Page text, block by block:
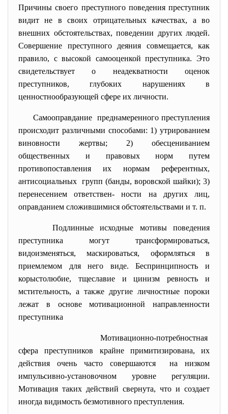
Причины своего преступного поведения преступник
видит не в своих отрицательных качествах, а во
внешних обстоятельствах, поведении других людей.
Совершение преступного деяния совмещается, как
правило, с высокой самооценкой преступника. Это
свидетельствует о неадекватности оценок
преступников, глубоких нарушениях в
ценностнообразующей сфере их личности.
Самооправдание преднамеренного преступления
происходит различными способами: 1) утрированием
виновности жертвы; 2) обесцениванием
общественных и правовых норм путем
противопоставления их нормам референтных,
антисоциальных групп (банды, воровской шайки); 3)
перенесением ответствен- ности на других лиц,
оправданием сложившимися обстоятельствами и т. п.
Подлинные исходные мотивы поведения
преступника могут трансформироваться,
видоизменяться, маскироваться, оформляться в
приемлемом для него виде. Беспринципность и
корыстолюбие, тщеславие и цинизм ревность и
мстительность, а также другие личностные пороки
лежат в основе мотивационной направленности
преступника
Мотивационно-потребностная
сфера преступников крайне примитизирована, их
действия очень часто совершаются на низком
импульсивно-установочном уровне регуляции.
Мотивация таких действий свернута, что и создает
иногда видимость безмотивного преступления.